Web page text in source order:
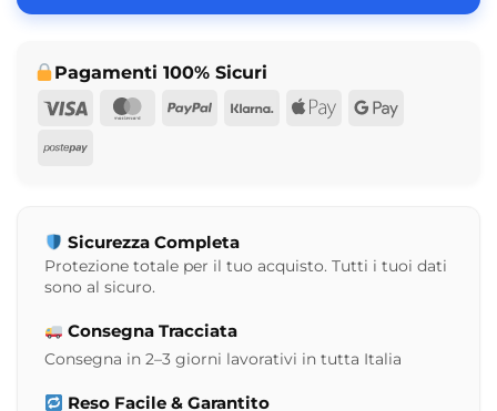
Pagamenti 100% Sicuri
Visa
MasterCard
PayPalKlarna Apple Google
Postepay
Sicurezza Completa
Protezione totale per il tuo acquisto. Tutti i tuoi dati
sono al sicuro.
Consegna Tracciata
Consegna in 2–3 giorni lavorativi in tutta Italia
Reso Facile & Garantito